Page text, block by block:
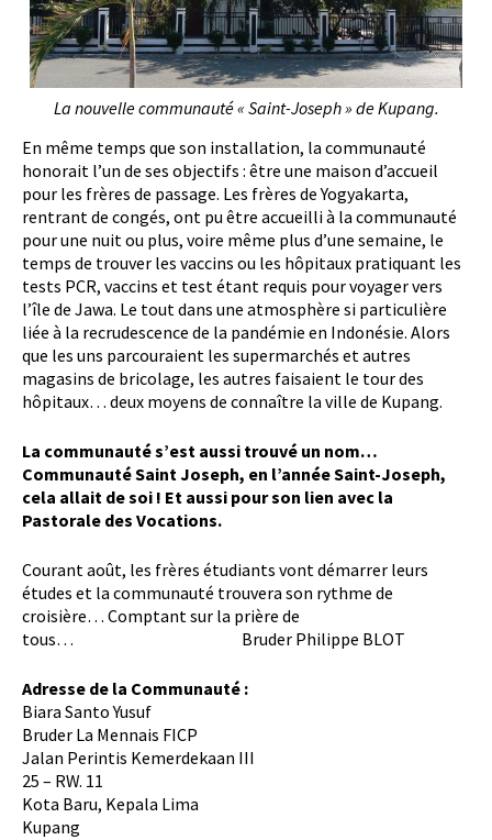
La nouvelle communauté « Saint-Joseph » de Kupang.
En même temps que son installation, la communauté
honorait l’un de ses objectifs : être une maison d’accueil
pour les frères de passage. Les frères de Yogyakarta,
rentrant de congés, ont pu être accueilli à la communauté
pour une nuit ou plus, voire même plus d’une semaine, le
temps de trouver les vaccins ou les hôpitaux pratiquant les
tests PCR, vaccins et test étant requis pour voyager vers
l’île de Jawa. Le tout dans une atmosphère si particulière
liée à la recrudescence de la pandémie en Indonésie. Alors
que les uns parcouraient les supermarchés et autres
magasins de bricolage, les autres faisaient le tour des
hôpitaux… deux moyens de connaître la ville de Kupang.
La communauté s’est aussi trouvé un nom…
Communauté Saint Joseph, en l’année Saint-Joseph,
cela allait de soi ! Et aussi pour son lien avec la
Pastorale des Vocations.
Courant août, les frères étudiants vont démarrer leurs
études et la communauté trouvera son rythme de
croisière… Comptant sur la prière de
tous… Bruder Philippe BLOT
Adresse de la Communauté :
Biara Santo Yusuf
Bruder La Mennais FICP
Jalan Perintis Kemerdekaan III
25 – RW. 11
Kota Baru, Kepala Lima
Kupang